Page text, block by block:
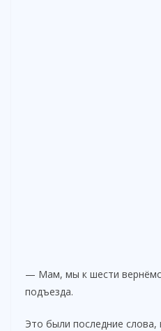
— Мам, мы к шести
подъезда.
Это были последние